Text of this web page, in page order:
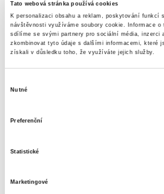
Tato webová stránka používá cookies
K personalizaci obsahu a reklam, poskytování funkcí
návštěvnosti využíváme soubory cookie.
Informace o
sdílíme se svými partnery pro sociální média, inzerci
zkombinovat tyto údaje s dalšími informacemi, které
získali v důsledku toho, že využíváte jejich služby.
Nutné
Preferenční
Statistické
Marketingové
křehké zboží pro přepravu
při převzetí zásilky vždy zkontrolujte stav obalu
zboží
zásilku poškozenou nepřebírejte nebo
Tabule bílá
Specifikace produktu